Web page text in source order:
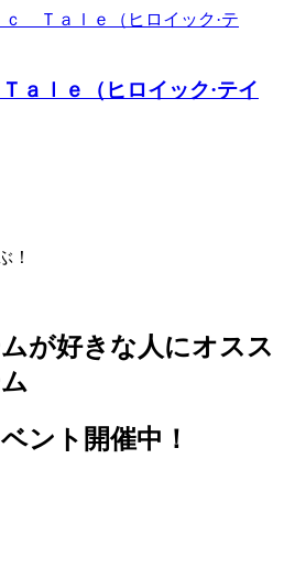
ａｌｅ（ヒロイック·テイ
！
が好きな人にオスス
ント開催中！